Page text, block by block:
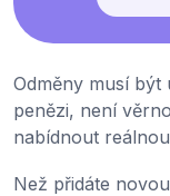
Odměny musí být
penězi, není
nabídnout
Než přidáte